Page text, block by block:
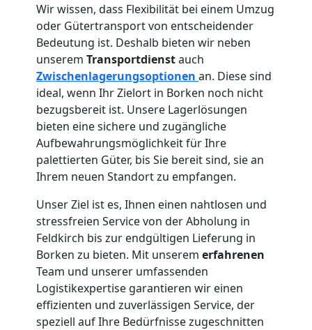
Wir wissen, dass Flexibilität bei einem Umzug
oder Gütertransport von entscheidender
Bedeutung ist. Deshalb bieten wir neben
unserem Transportdienstauch
Zwischenlagerungsoptionen an. Diese sind
ideal, wenn Ihr Zielort in Borken noch nicht
bezugsbereit ist. Unsere Lagerlösungen
bieten eine sichere und zugängliche
Aufbewahrungsmöglichkeit für Ihre
palettierten Güter, bis Sie bereit sind, sie an
Ihrem neuen Standort zu empfangen.
Unser Ziel ist es, Ihnen einen nahtlosen und
stressfreien Service von der Abholung in
Feldkirch bis zur endgültigen Lieferung in
Borken zu bieten. Mit unserem erfahrenen
Team und unserer umfassenden
Logistikexpertise garantieren wir einen
effizienten und zuverlässigen Service, der
speziell auf Ihre Bedürfnisse zugeschnitten